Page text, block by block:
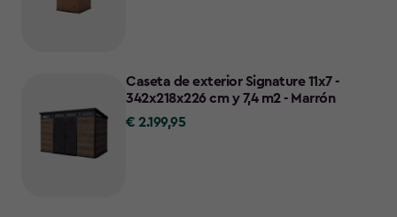
Caseta de exterior Signature 11x7 -
342x218x226 cm y 7,4 m2 - Marrón
€
€ 2.199,95